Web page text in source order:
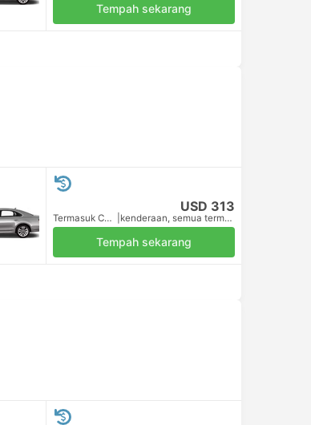
Tempah sekarang
USD 313
Termasuk Cukai kenderaan, semua termasuk
Tempah sekarang